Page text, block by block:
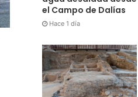
el Campo de Dalías
Hace 1 día